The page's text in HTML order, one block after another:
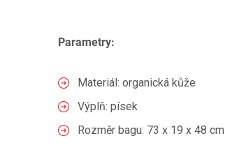
Parametry:
Materiál: organická kůže
Výplň: písek
Rozměr bagu: 73 x 19 x 48 cm